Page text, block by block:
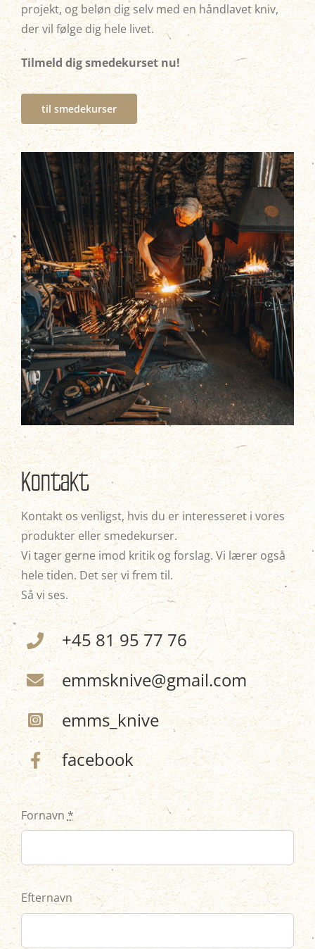
projekt, og beløn dig selv med en håndlavet kniv,
der vil følge dig hele livet.
Tilmeld dig smedekurset nu!
til smedekurser
Kontakt
Kontakt os venligst, hvis du er interesseret i vores
produkter eller smedekurser.
Vi tager gerne imod kritik og forslag. Vi lærer også
hele tiden. Det ser vi frem til.
Så vi ses.
+45 81 95 77 76
emmsknive@gmail.com
emms_knive
facebook
Fornavn*
Efternavn